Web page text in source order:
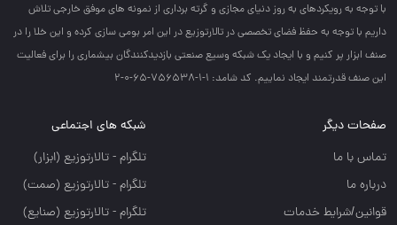
با توجه به رويكردهاي به روز دنياي مجازي و گرته برداري از نمونه هاي موفق خارجي تلاش
داريم با توجه به حفظ فضاي تخصصي در تالارتوزيع در اين امر بومي سازي كرده و اين خلا را در
صنف ابزار پر كنيم و با ايجاد يك شبكه وسيع صنعتي بازديدكنندگان بيشماري را براي فعاليت
اين صنف قدرتمند ايجاد نماييم. کد شامد: 1-1-756538-65-0-2
صفحات دیگر
تماس با ما
درباره ما
قوانین/شرایط خدمات
شبکه های اجتماعی
تلگرام - تالارتوزيع (ابزار)
تلگرام - تالارتوزيع (صمت)
تلگرام - تالارتوزيع (صنايع)